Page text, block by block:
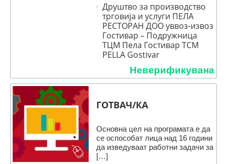
Друштво за производство
трговија и услуги ПЕЛА
РЕСТОРАН ДОО уввоз-извоз
Гостивар – Подружница
ТЦМ Пела Гостивар TCM
PELLA Gostivar
Неверификувана
ГОТВАЧ/КА
Основна цел на програмата е да
се оспособат лица над 16 години
да изведуваат работни задачи за
[…]